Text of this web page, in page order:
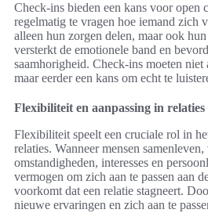
Check-ins bieden een kans voor open
regelmatig te vragen hoe iemand zich
alleen hun zorgen delen, maar ook
versterkt de emotionele band en
saamhorigheid. Check-ins moeten
maar eerder een kans om echt te
Flexibiliteit en aanpassing in relaties
Flexibiliteit speelt een cruciale rol in
relaties. Wanneer mensen samenleven,
omstandigheden, interesses en
vermogen om zich aan te passen aan
voorkomt dat een relatie stagneert.
nieuwe ervaringen en zich aan te